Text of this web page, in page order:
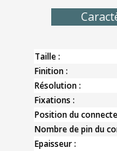
Taille :
Finition :
Résolution :
Fixations :
Position du
Nombre de pin du
Epaisseur :